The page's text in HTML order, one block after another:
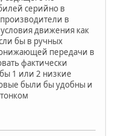
серийно в
в
движения как
бы в ручных
передачи в
фактически
1 или 2 низкие
были бы удобны и